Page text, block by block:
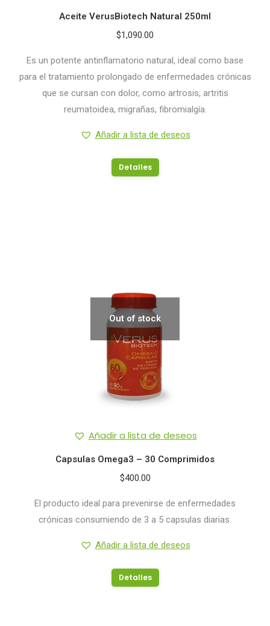
Aceite VerusBiotech Natural 250ml
$1,090.00
Es un potente antinflamatorio natural, ideal como base
para el tratamiento prolongado de enfermedades crónicas
que se cursan con dolor, como artrosis, artritis
reumatoidea, migrañas, fibromialgía.
Añadir a lista de deseos
Detalles
Out of stock
Añadir a lista de deseos
Capsulas Omega3 – 30 Comprimidos
$400.00
El producto ideal para prevenirse de enfermedades
crónicas consumiendo de 3 a 5 capsulas diarias.
Añadir a lista de deseos
Detalles